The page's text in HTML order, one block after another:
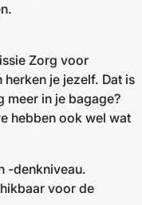
Zorg voor
je jezelf. Dat is
meer in je bagage?
hebben ook wel wat
-denkniveau.
voor de